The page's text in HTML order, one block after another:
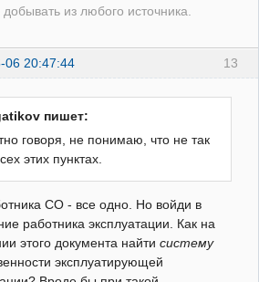
добывать из любого источника.
13
06 20:47:44
пишет:
говоря, не понимаю, что не так
этих пунктах.
СО - все одно. Но войди в
работника эксплуатации. Как на
этого документа найти систему
эксплуатирующей